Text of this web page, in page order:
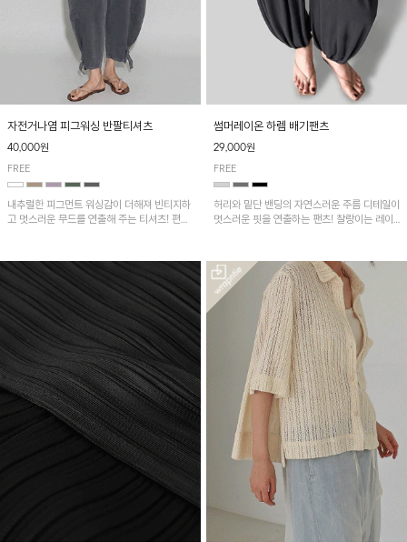
자전거나염 피그워싱 반팔티셔츠
40,000원
FREE
내추럴한 피그먼트 워싱감이 더해져 빈티지하
고 멋스러운 무드를 연출해 주는 티셔츠! 편안
썸머레이온 하렘 배기팬츠
29,000원
FREE
허리와 밑단 밴딩의 자연스러운 주름 디테일이
멋스러운 핏을 연출하는 팬츠! 찰랑이는 레이
기기 좋은 아이템입니다~